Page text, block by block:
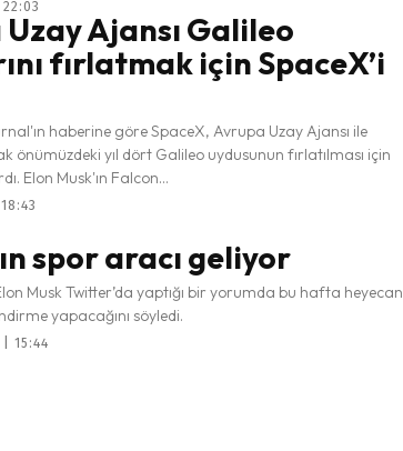
Ajansı Galileo
fırlatmak için SpaceX’i
haberine göre SpaceX, Avrupa Uzay Ajansı ile
önümüzdeki yıl dört Galileo uydusunun fırlatılması için
Elon Musk'ın Falcon...
spor aracı geliyor
Musk Twitter’da yaptığı bir yorumda bu hafta heyecan
yapacağını söyledi.
| 15:44